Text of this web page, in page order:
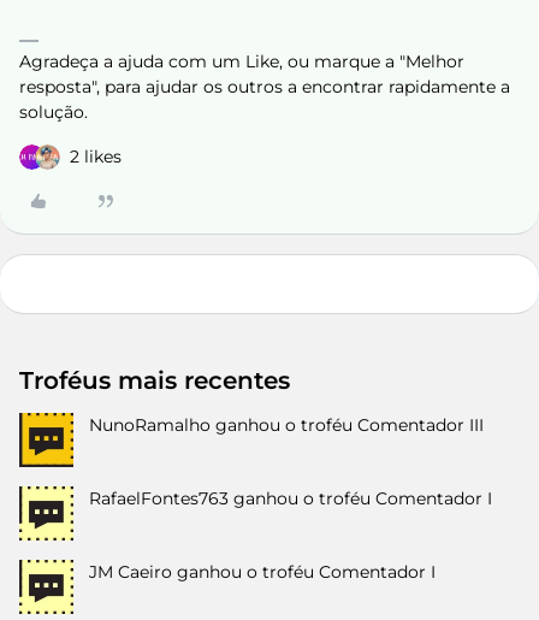
Agradeça a ajuda com um Like, ou marque a "Melhor
resposta", para ajudar os outros a encontrar rapidamente a
solução.
2 likes
Troféus mais recentes
NunoRamalho ganhou o troféu Comentador III
RafaelFontes763 ganhou o troféu Comentador I
JM Caeiro ganhou o troféu Comentador I